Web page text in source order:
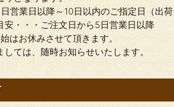
営業日以降～10日以内のご指定日（出
安・・・ご注文日から5日営業日以降
はお休みさせて頂きます。
ては、随時お知らせいたします。